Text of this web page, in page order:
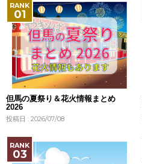
但馬の夏祭り＆花火情報まとめ
2026
投稿日 : 2026/07/08